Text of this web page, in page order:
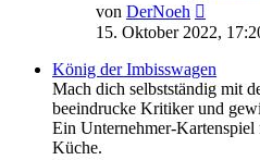
von DerNoeh
Beitrag
15. Oktober 2022,
König der Imbisswagen
Mach dich selbstständig mit
beeindrucke Kritiker und
Ein Unternehmer-
Küche.